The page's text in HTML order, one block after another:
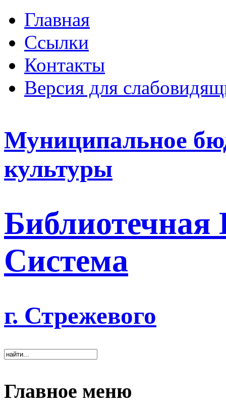
Главная
Ссылки
Контакты
Версия для
Муниципальное
культуры
Система
г. Стрежевого
Главное меню